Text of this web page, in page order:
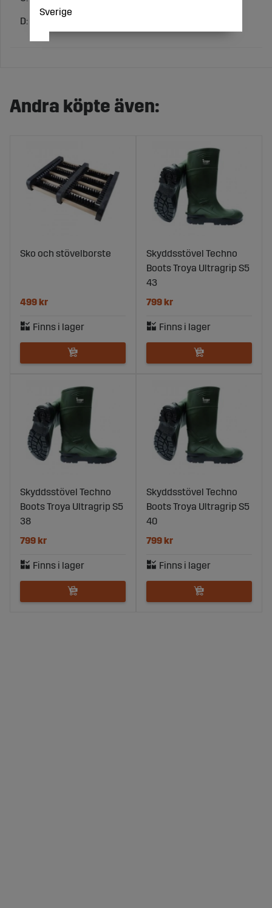
D: 300
Andra köpte även:
Sko och stövelborste
499 kr
Skyddsstövel Techno
Boots Troya Ultragrip S5
43
799 kr
Skyddsstövel Techno
Boots Troya Ultragrip S5
38
799 kr
Skyddsstövel Techno
Boots Troya Ultragrip S5
40
799 kr
Sverige